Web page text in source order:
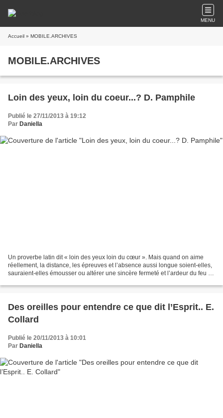
MENU
Accueil » MOBILE.ARCHIVES
MOBILE.ARCHIVES
Loin des yeux, loin du coeur...? D. Pamphile
Publié le 27/11/2013 à 19:12
Par Daniella
Un proverbe latin dit « loin des yeux loin du cœur ». Mais quand on aime
réellement, la distance, les épreuves et l’absence aussi longue soient-elles,
sauraient-elles émousser ou altérer une sincère fermeté et l’ardeur du feu de
Des oreilles pour entendre ce que dit l’Esprit.. E.
Collard
Publié le 20/11/2013 à 10:01
Par Daniella